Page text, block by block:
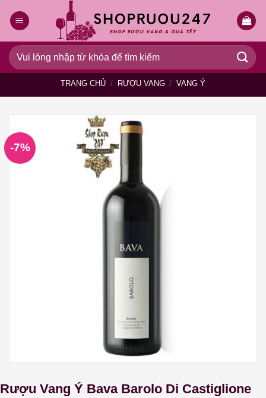
qua
dung
Tìm
kiếm:
TRANG CHỦ / RƯỢU VANG / VANG Ý
-7%
Rượu Vang Ý Bava Barolo Di Castiglione